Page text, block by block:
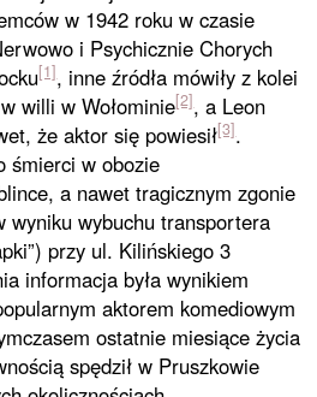
w 1942 roku w czasie
i Psychicznie Chorych
[1], inne źródła mówiły z kolei
willi w Wołominie[2], a Leon
że aktor się powiesił[3].
śmierci w obozie
a nawet tragicznym zgonie
wyniku wybuchu transportera
przy ul. Kilińskiego 3
informacja była wynikiem
aktorem komediowym
ostatnie miesiące życia
spędził w Pruszkowie